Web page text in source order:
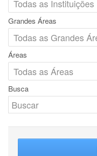
Grandes Áreas
Áreas
Busca